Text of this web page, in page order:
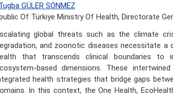
GÜLER SÖNMEZ
Of Türkiye Ministry Of Health, Directorate
global threats such as the climate
and zoonotic diseases necessitate a
that transcends clinical boundaries to
based dimensions. These
health strategies that bridge gaps
In this context, the One Health,